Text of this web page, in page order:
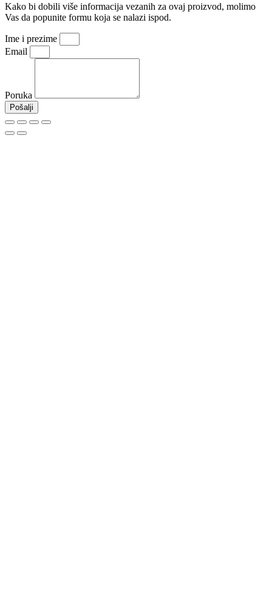
Kako bi dobili više informacija vezanih za ovaj proizvod, molimo
Vas da popunite formu koja se nalazi ispod.
Ime i prezime
Email
Poruka
Pošalji